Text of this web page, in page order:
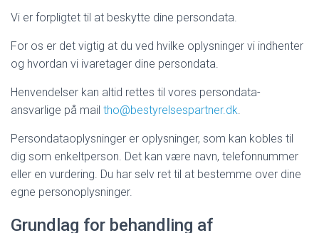
Vi er forpligtet til at beskytte dine persondata.
For os er det vigtig at du ved hvilke oplysninger vi indhenter
og hvordan vi ivaretager dine persondata.
Henvendelser kan altid rettes til vores persondata-
ansvarlige på mail tho@bestyrelsespartner.dk.
Persondataoplysninger er oplysninger, som kan kobles til
dig som enkeltperson. Det kan være navn, telefonnummer
eller en vurdering. Du har selv ret til at bestemme over dine
egne personoplysninger.
Grundlag for behandling af